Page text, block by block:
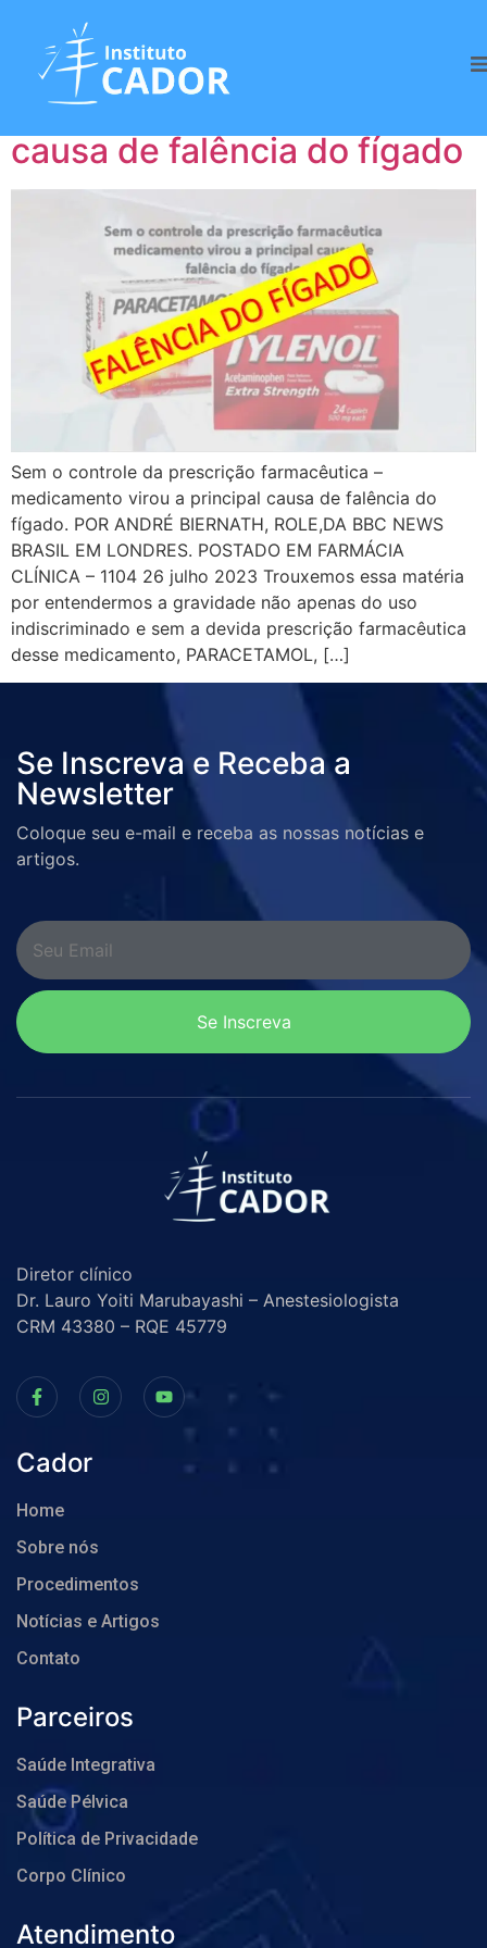
Tag:Falência
Paracetamol – principal
causa de falência do fígado
Sem o controle da prescrição farmacêutica –
medicamento virou a principal causa de falência do
fígado. POR ANDRÉ BIERNATH, ROLE,DA BBC NEWS
BRASIL EM LONDRES. POSTADO EM FARMÁCIA
CLÍNICA – 1104 26 julho 2023 Trouxemos essa matéria
por entendermos a gravidade não apenas do uso
indiscriminado e sem a devida prescrição farmacêutica
desse medicamento, PARACETAMOL, […]
Se Inscreva e Receba a
Newsletter
Coloque seu e-mail e receba as nossas notícias e
artigos.
Se Inscreva
Diretor clínico
Dr. Lauro Yoiti Marubayashi – Anestesiologista
CRM 43380 – RQE 45779
Cador
Home
Sobre nós
Procedimentos
Notícias e Artigos
Contato
Parceiros
Saúde Integrativa
Saúde Pélvica
Política de Privacidade
Corpo Clínico
Atendimento